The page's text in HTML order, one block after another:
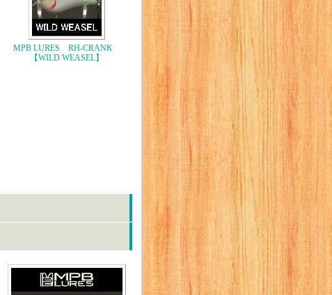
MPB LURES RH-CRANK
【WILD WEASEL】